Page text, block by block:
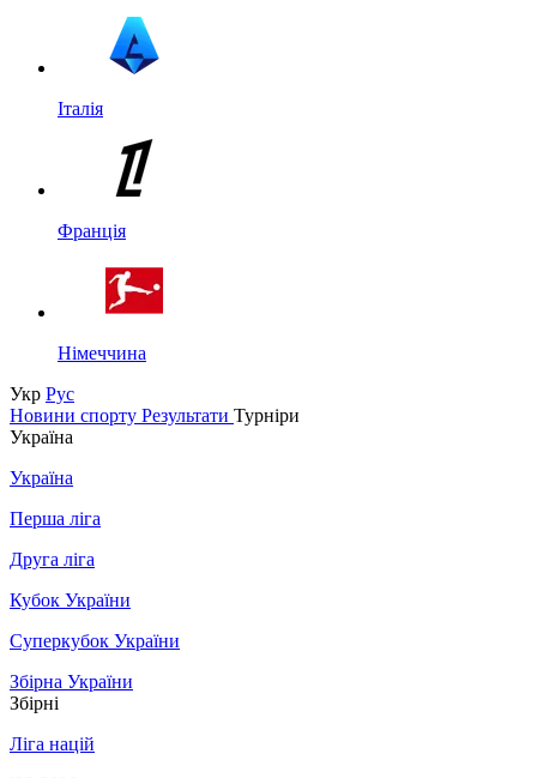
Італія
Франція
Німеччина
Укр Рус
Новини спорту Результати Турніри
Україна
Україна
Перша ліга
Друга ліга
Кубок України
Суперкубок України
Збірна України
Збірні
Ліга націй